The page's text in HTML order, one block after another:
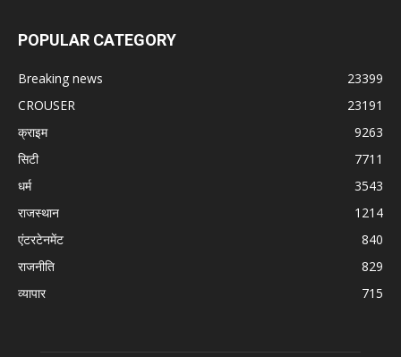
POPULAR CATEGORY
Breaking news
23399
CROUSER
23191
क्राइम
9263
सिटी
7711
धर्म
3543
राजस्थान
1214
एंटरटेनमेंट
840
राजनीति
829
व्यापार
715